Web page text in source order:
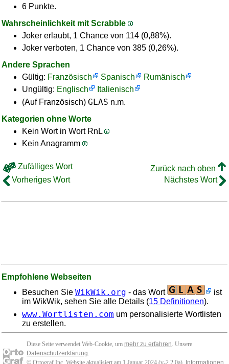
6 Punkte.
Wahrscheinlichkeit mit Scrabble
Joker erlaubt, 1 Chance von 114 (0,88%).
Joker verboten, 1 Chance von 385 (0,26%).
Andere Sprachen
Gültig: Französisch Spanisch
Rumänisch
Ungültig: Englisch
Italienisch
(Auf Französisch) GLAS n.m.
Kategorien ohne Worte
Kein Wort in Wort RnL
Kein Anagramm
Zufälliges Wort
Zurück nach oben
Vorheriges Wort
Nächstes Wort
Empfohlene Webseiten
Besuchen Sie WikWik.org - das Wort
ist
im WikWik, sehen Sie alle Details (15 Definitionen).
www.Wortlisten.com um personalisierte Wortlisten
zu erstellen.
Diese Seite verwendet Web-Cookie, um mehr zu erfahren. Unsere
Datenschutzerklärung.
© Ortograf Inc. Website aktualisiert am 1 Januar 2024 (v-2.2.0a). Informationen